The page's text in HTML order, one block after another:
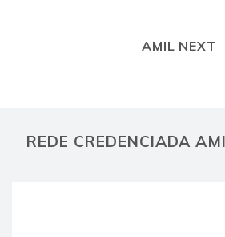
AMIL NEXT
REDE CREDENCIADA